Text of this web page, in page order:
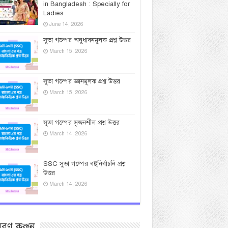
in Bangladesh : Specially for
Ladies
June 14, 2026
সুভা গল্পের অনুধাবনমূলক প্রশ্ন উত্তর
March 15, 2026
সুভা গল্পের জ্ঞানমূলক প্রশ্ন উত্তর
March 15, 2026
সুভা গল্পের সৃজনশীল প্রশ্ন উত্তর
March 14, 2026
SSC সুভা গল্পের বহুনির্বাচনি প্রশ্ন
উত্তর
March 14, 2026